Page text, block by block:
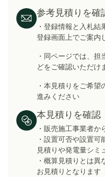
参考見積りを確
・登録情報と入札
登録画面上でご案内
・同ページでは、
どをご確認いただけ
・本見積りをご希
進みください
本見積りを確認
・販売施工事業者
・設置可否や設置
見積りや発電量シミ
・概算見積りとは
お見積りとなります